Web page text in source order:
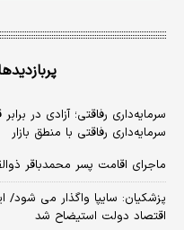
سرمایه‌داری رفاقتی؛ آزادی در
سرمایه‌داری رفاقتی با منطق بازار
ماجرای اقامت پسر محمدباقر
پزشکیان: سایپا واگذار می شود/
اقتصاد دولت استیضاح شد